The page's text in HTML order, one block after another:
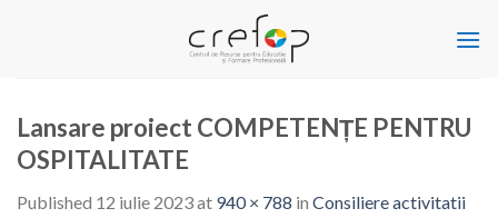
Lansare proiect COMPETENȚE PENTRU
OSPITALITATE
Published 12 iulie 2023at 940 × 788 in Consiliere activitatii